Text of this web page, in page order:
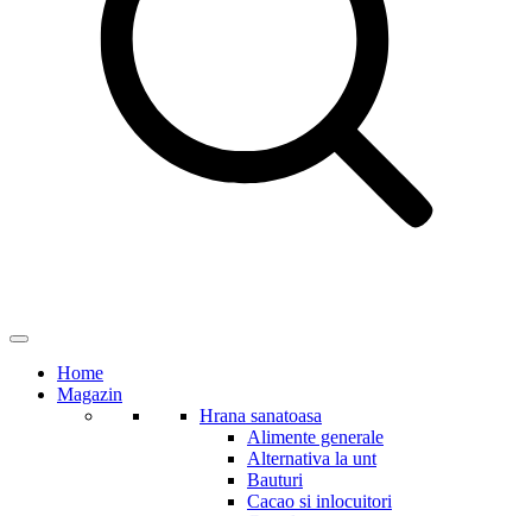
Home
Magazin
Hrana sanatoasa
Alimente generale
Alternativa la unt
Bauturi
Cacao si inlocuitori